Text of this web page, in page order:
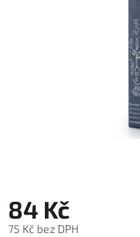
84 Kč
75 Kč bez DPH